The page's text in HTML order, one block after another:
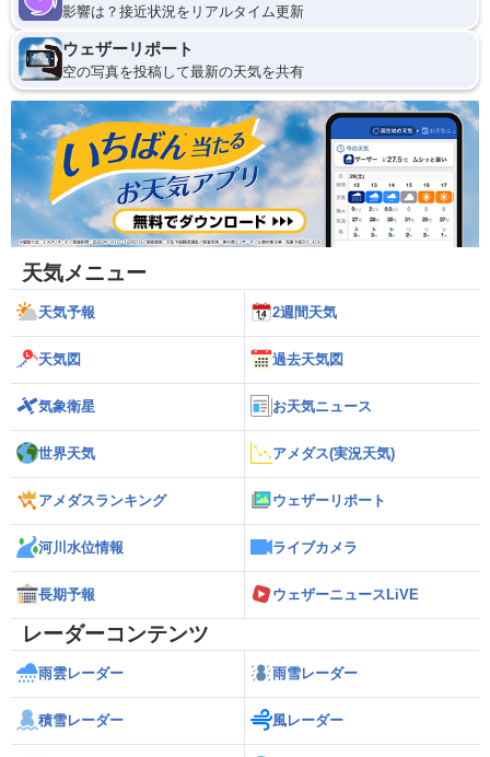
影響は？接近状況をリアルタイム更新
ウェザーリポート
空の写真を投稿して最新の天気を共有
天気メニュー
天気予報 2週間天気
天気図 過去天気図
気象衛星 お天気ニュース
世界天気 アメダス(実況天気)
アメダスランキング ウェザーリポート
河川水位情報 ライブカメラ
長期予報 ウェザーニュースLiVE
レーダーコンテンツ
雨雲レーダー 雨雪レーダー
積雪レーダー 風レーダー